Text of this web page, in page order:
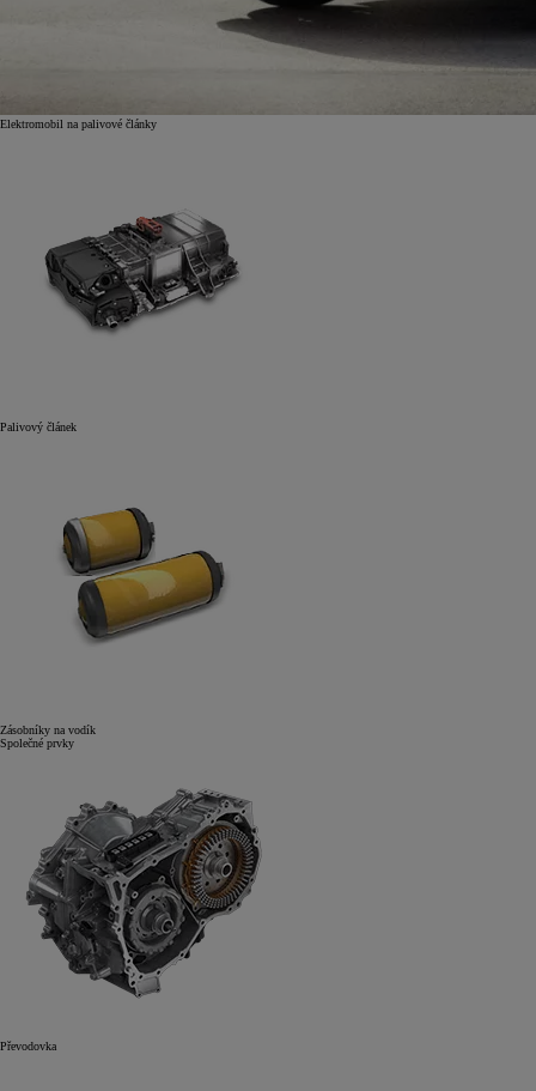
Elektromobil na palivové články
Palivový článek
Zásobníky na vodík
Společné prvky
Převodovka